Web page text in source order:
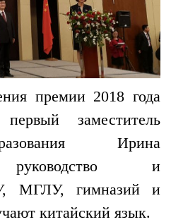
премии 2018 года
заместитель
Ирина
руководство и
МГЛУ, гимназий и
китайский язык.